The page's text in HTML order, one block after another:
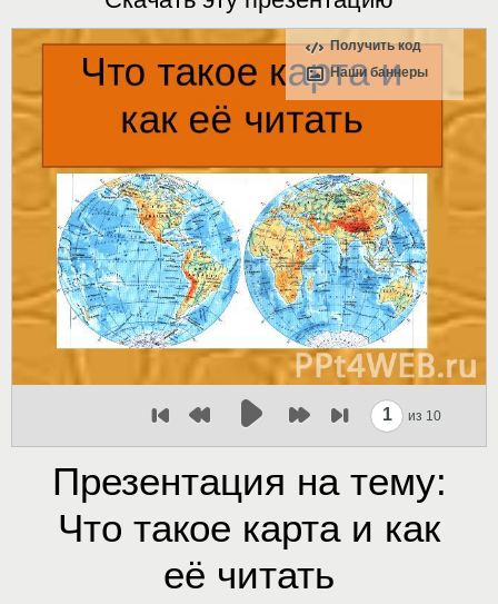
Получить код
Наши баннеры
1 из 10
Презентация на тему:
Что такое карта и как
её читать